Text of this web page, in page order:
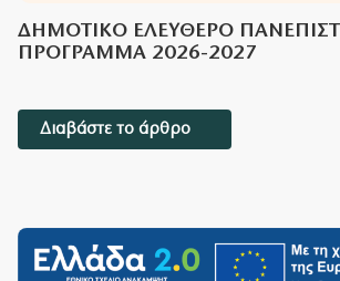
ΔΗΜΟΤΙΚΟ ΕΛΕΥΘΕΡΟ
ΠΡΟΓΡΑΜΜΑ 2026-2027
Διαβάστε το άρθρο